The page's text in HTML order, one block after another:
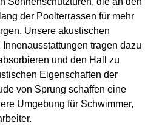
der Poolterrassen für mehr
Unsere akustischen
tragen dazu
und den Hall zu
Eigenschaften der
von Sprung schaffen eine
Umgebung für Schwimmer,